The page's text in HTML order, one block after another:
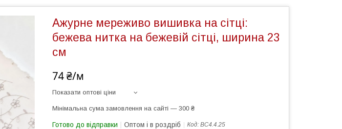
Ажурне мереживо вишивка на сітці:
бежева нитка на бежевій сітці, ширина 23
см
74 ₴/м
Показати оптові ціни
Мінімальна сума замовлення на сайті — 300 ₴
Готово до відправки Оптом і в роздріб Код: ВС4.4.25